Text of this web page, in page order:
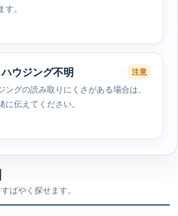
。
ウジング不明 注意
グの読み取りにくさがある場合は、
伝えてください。
ばやく探せます。